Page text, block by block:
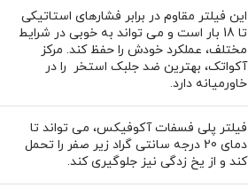
این فیلتر مقاوم در برابر فشارهای استاتیکی
تا 18 بار است و می تواند به خوبی در شرایط
مختلف، عملکرد خودش را حفظ کند. مرکز
آکواتک، بهترین ضد جلبک استخر را در
خاورمیانه دارد.
فیلتر پلی فسفات آکوفیکس، می تواند تا
دمای 20 درجه سانتی گراد زیر صفر را تحمل
کند و از یخ ‌زدگی نیز جلوگیری کند.